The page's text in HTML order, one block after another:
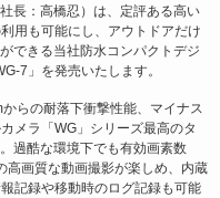
長：高橋忍）は、定評ある高い
用も可能にし、アウトドアだけ
できる当社防水コンパクトデジ
7」を発売いたします。
らの耐落下衝撃性能、マイナス
メラ「WG」シリーズ最高のタ
過酷な環境下でも有効画素数
画質な動画撮影が楽しめ、内蔵
記録や移動時のログ記録も可能